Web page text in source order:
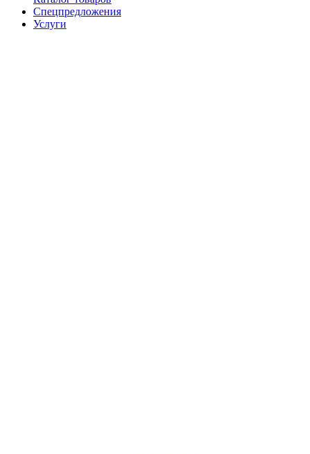
Спецпредложения
Услуги